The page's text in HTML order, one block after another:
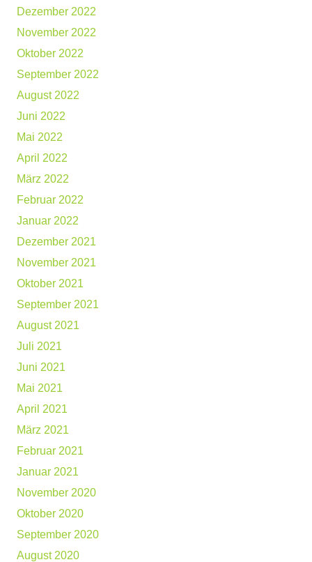
Dezember 2022
November 2022
Oktober 2022
September 2022
August 2022
Juni 2022
Mai 2022
April 2022
März 2022
Februar 2022
Januar 2022
Dezember 2021
November 2021
Oktober 2021
September 2021
August 2021
Juli 2021
Juni 2021
Mai 2021
April 2021
März 2021
Februar 2021
Januar 2021
November 2020
Oktober 2020
September 2020
August 2020